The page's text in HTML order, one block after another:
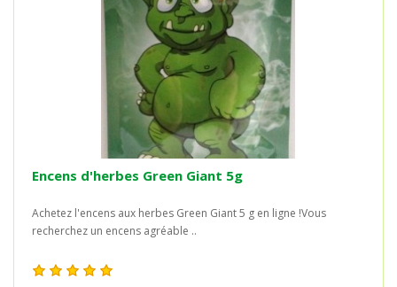
Encens d'herbes Green Giant 5g
Achetez l'encens aux herbes Green Giant 5 g en ligne !Vous
recherchez un encens agréable ..